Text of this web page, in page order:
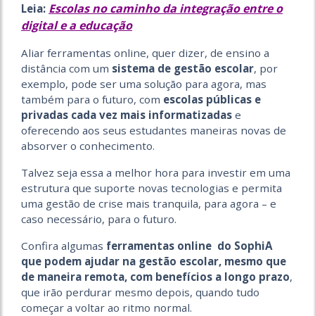
Leia: Escolas no caminho da integração entre o
digital e a educação
Aliar ferramentas online, quer dizer, de ensino a
distância com um sistema de gestão escolar, por
exemplo, pode ser uma solução para agora, mas
também para o futuro, com escolas públicas e
privadas cada vez mais informatizadas e
oferecendo aos seus estudantes maneiras novas de
absorver o conhecimento.
Talvez seja essa a melhor hora para investir em uma
estrutura que suporte novas tecnologias e permita
uma gestão de crise mais tranquila, para agora – e
caso necessário, para o futuro.
Confira algumas ferramentas online do SophiA
que podem ajudar na gestão escolar, mesmo que
de maneira remota, com benefícios a longo prazo,
que irão perdurar mesmo depois, quando tudo
começar a voltar ao ritmo normal.